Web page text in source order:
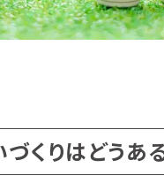
くりはどうあ